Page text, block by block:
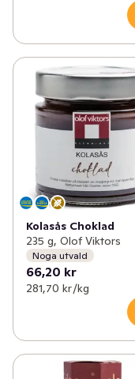
Kolasås Choklad
235 g, Olof Viktors
Noga utvald
66,20 kr
281,70 kr /kg